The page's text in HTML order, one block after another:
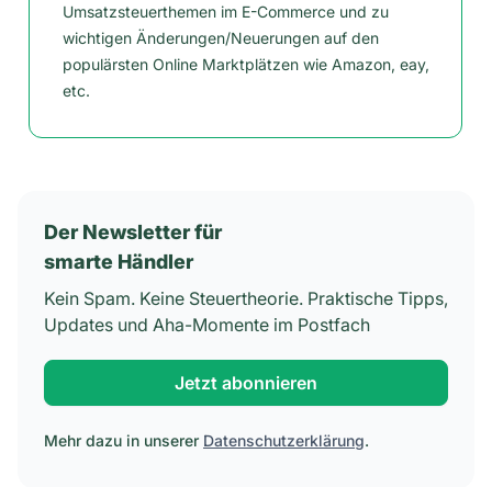
Der Newsletter für
smarte Händler
Kein Spam. Keine Steuertheorie. Praktische Tipps,
Updates und Aha-Momente im Postfach
Jetzt abonnieren
Mehr dazu in unserer Datenschutzerklärung.
Umsatzsteuerthemen im E-Commerce und zu
wichtigen Änderungen/Neuerungen auf den
populärsten Online Marktplätzen wie Amazon, eay,
etc.